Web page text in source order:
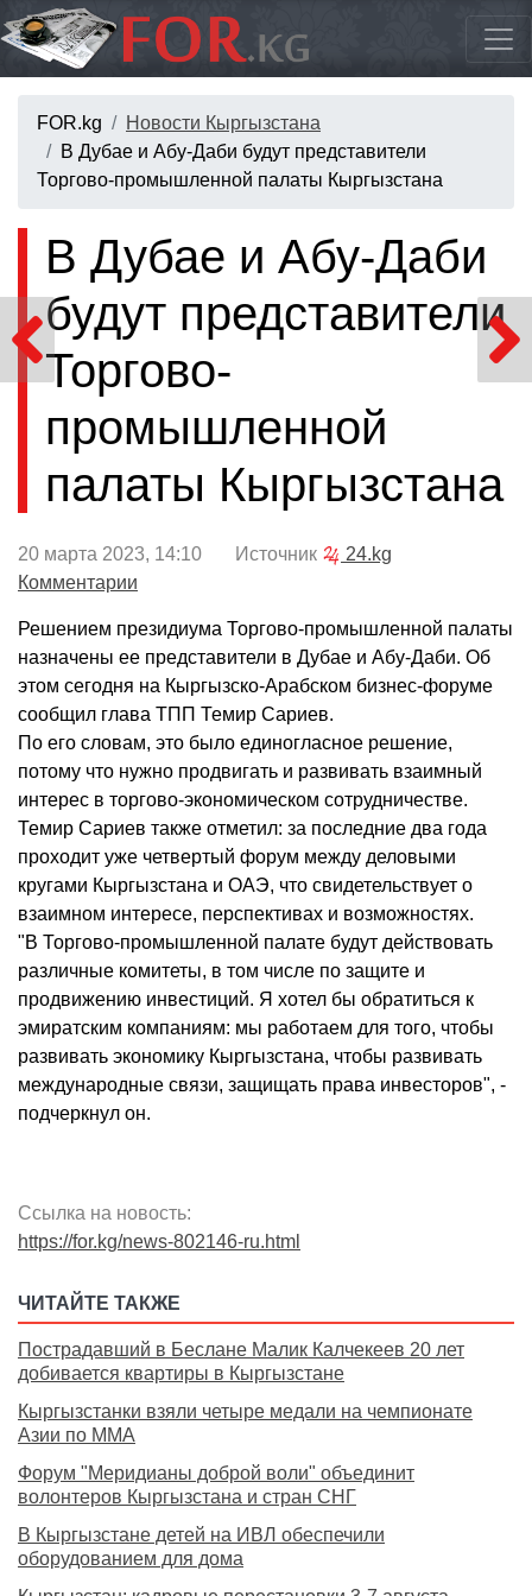
FOR.kg
Новости Кыргызстана
В Дубае и Абу-Даби будут представители
Торгово-промышленной палаты Кыргызстана
В Дубае и Абу-Даби
будут представители
Торгово-
промышленной
палаты Кыргызстана
20 марта 2023, 14:10 Источник
24.kg
Комментарии
Решением президиума Торгово-промышленной палаты
назначены ее представители в Дубае и Абу-Даби. Об
этом сегодня на Кыргызско-Арабском бизнес-форуме
сообщил глава ТПП Темир Сариев.
По его словам, это было единогласное решение,
потому что нужно продвигать и развивать взаимный
интерес в торгово-экономическом сотрудничестве.
Темир Сариев также отметил: за последние два года
проходит уже четвертый форум между деловыми
кругами Кыргызстана и ОАЭ, что свидетельствует о
взаимном интересе, перспективах и возможностях.
"В Торгово-промышленной палате будут действовать
различные комитеты, в том числе по защите и
продвижению инвестиций. Я хотел бы обратиться к
эмиратским компаниям: мы работаем для того, чтобы
развивать экономику Кыргызстана, чтобы развивать
международные связи, защищать права инвесторов", -
подчеркнул он.
Ссылка на новость:
https://for.kg/news-802146-ru.html
ЧИТАЙТЕ ТАКЖЕ
Пострадавший в Беслане Малик Калчекеев 20 лет
добивается квартиры в Кыргызстане
Кыргызстанки взяли четыре медали на чемпионате
Азии по MMA
Форум "Меридианы доброй воли" объединит
волонтеров Кыргызстана и стран СНГ
В Кыргызстане детей на ИВЛ обеспечили
оборудованием для дома